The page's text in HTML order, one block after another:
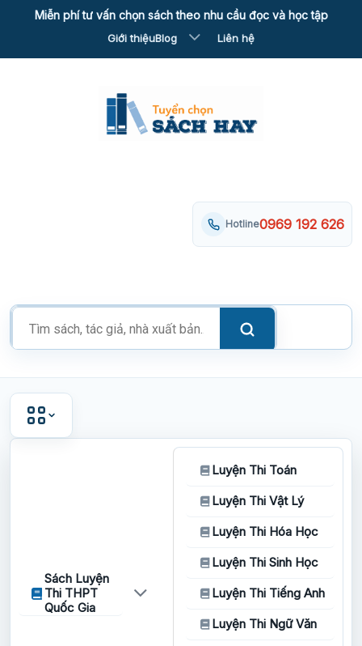
Miễn phí tư vấn chọn sách theo nhu cầu đọc và học tập
Giới thiệuBlog Liên hệ
Tìm
kiếm
phẩm
Hotline0969 192 626
Sách Luyện
Thi THPT
Quốc Gia
Luyện Thi Toán
Luyện Thi Vật Lý
Luyện Thi Hóa Học
Luyện Thi Sinh Học
Luyện Thi Tiếng Anh
Luyện Thi Ngữ Văn